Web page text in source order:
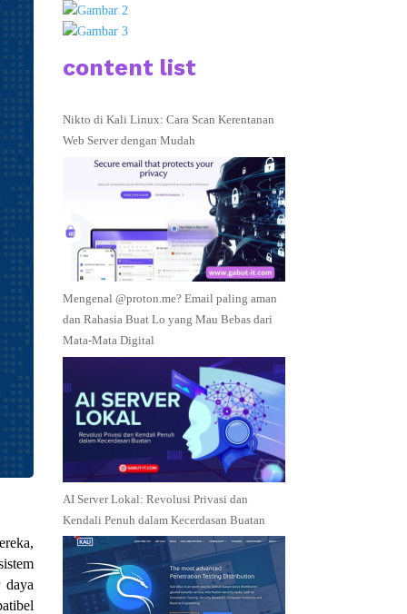
daya
content list
Nikto di Kali Linux: Cara Scan Kerentanan
Web Server dengan Mudah
Mengenal @proton.me? Email paling aman
dan Rahasia Buat Lo yang Mau Bebas dari
Mata-Mata Digital
AI Server Lokal: Revolusi Privasi dan
Kendali Penuh dalam Kecerdasan Buatan